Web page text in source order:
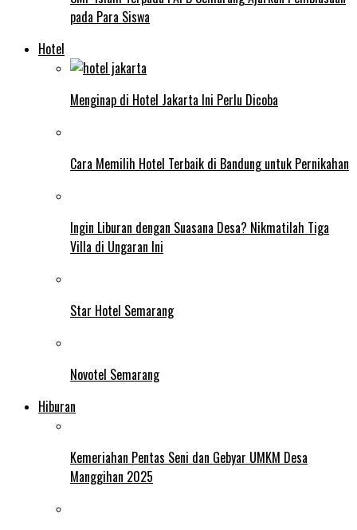
pada Para Siswa
Hotel
Menginap di Hotel Jakarta Ini Perlu Dicoba
Cara Memilih Hotel Terbaik di Bandung untuk Pernikahan
Ingin Liburan dengan Suasana Desa? Nikmatilah Tiga
Villa di Ungaran Ini
Star Hotel Semarang
Novotel Semarang
Hiburan
Kemeriahan Pentas Seni dan Gebyar UMKM Desa
Manggihan 2025